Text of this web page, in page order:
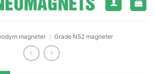
magneter / Grade N52 magneter